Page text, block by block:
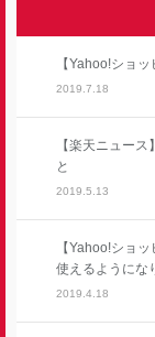
【Yahoo!ショ
2019.7.18
【楽天ニュー
と
2019.5.13
【Yahoo!ショ
使えるようにな
2019.4.18